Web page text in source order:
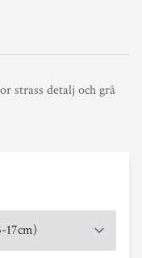
strass detalj och grå